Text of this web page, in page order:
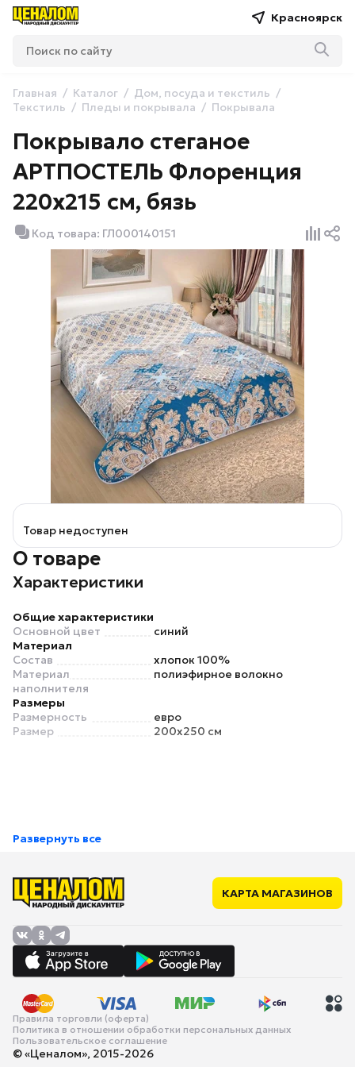
Красноярск
Главная Каталог
Дом, посуда и текстиль
Текстиль
Пледы и покрывала Покрывала
Покрывало стеганое
АРТПОСТЕЛЬ Флоренция
220х215 см, бязь
Код товара: ГЛ000140151
Товар недоступен
О товаре
Характеристики
Общие характеристики
Основной цвет
синий
Материал
Состав
хлопок 100%
Материал
наполнителя
полиэфирное волокно
Размеры
Размерность
евро
Размер
200x250 см
Развернуть все
КАРТА МАГАЗИНОВ
Правила торговли (оферта)
Политика в отношении обработки персональных данных
Пользовательское соглашение
© «Ценалом», 2015-2026